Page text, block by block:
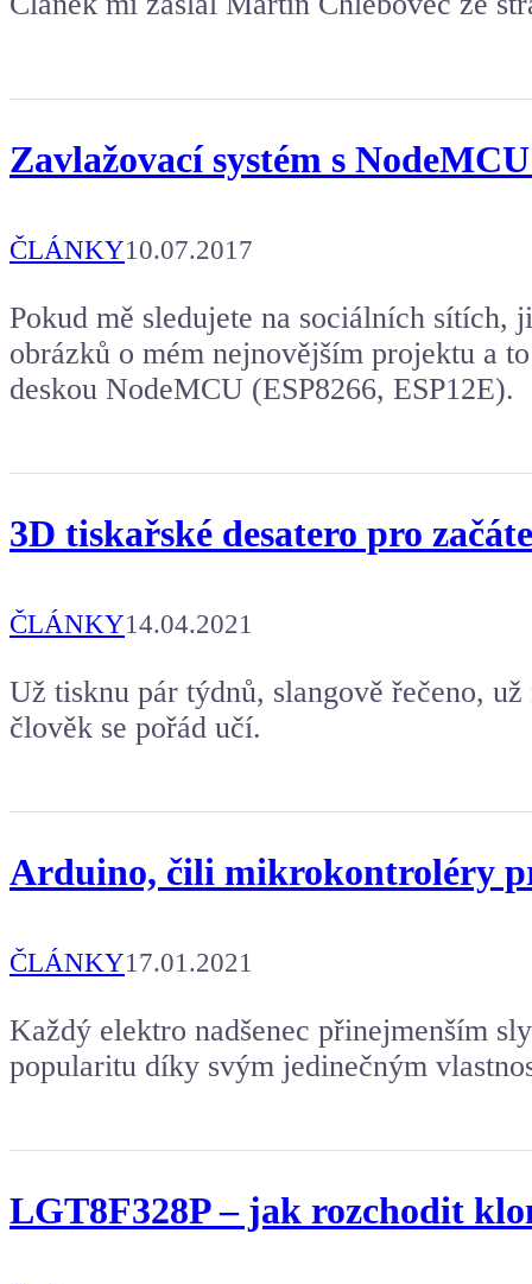
Zavlažovací systém s
ČLÁNKY10.07.2017
Pokud mě sledujete na sociálních sítích,
obrázků o mém nejnovějším projektu a
deskou NodeMCU (ESP8266, ESP12E).
3D tiskařské desatero pro
ČLÁNKY14.04.2021
Už tisknu pár týdnů, slangově řečeno,
člověk se pořád učí.
Arduino, čili mikrokontroléry
ČLÁNKY17.01.2021
Každý elektro nadšenec přinejmenším
popularitu díky svým jedinečným
LGT8F328P – jak rozchodit